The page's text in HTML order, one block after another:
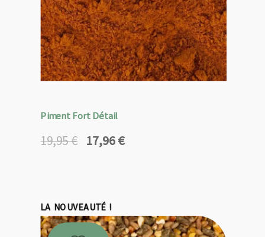
Piment Fort Détail
19,95€
Le
19,95 €.
17,96€
Le
17,96 €.
LA NOUVEAUTÉ !